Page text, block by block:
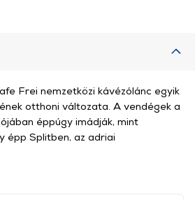
Frei nemzetközi kávézólánc egyik
otthoni változata. A vendégek a
éppúgy imádják, mint
épp Splitben, az adriai